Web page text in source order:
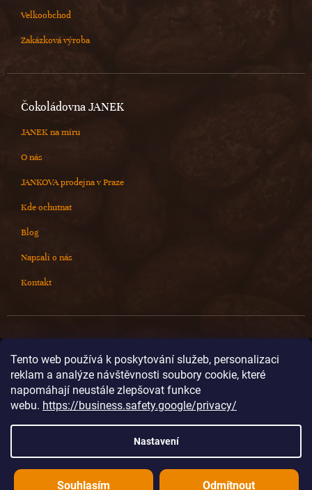
Tento web používá k poskytování služeb, personalizaci
reklam a analýze návštěvnosti soubory cookie, které
napomáhají neustále zlepšovat funkce
webu. https://business.safety.google/privacy/
Nastavení
Odmítnout
Souhlasím
Velkoobchod
Zakázková výroba
Čokoládovna JANEK
JANEK na míru
O nás
JANKOVA prodejna v Praze
Kde ochutnat
Blog
Napsali o nás
Kontakt
info@cokoladovnajanek.cz
+420 778 716 678
@janek_chocolate